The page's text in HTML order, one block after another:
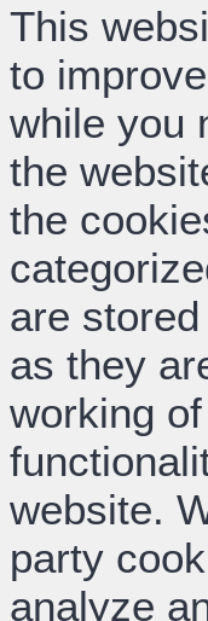
This
to
while you
the
the
are
as they
working
website.
party
analyze